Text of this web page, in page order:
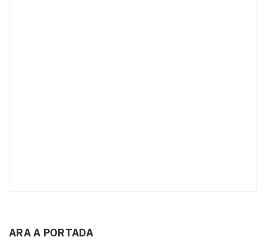
ARA A PORTADA